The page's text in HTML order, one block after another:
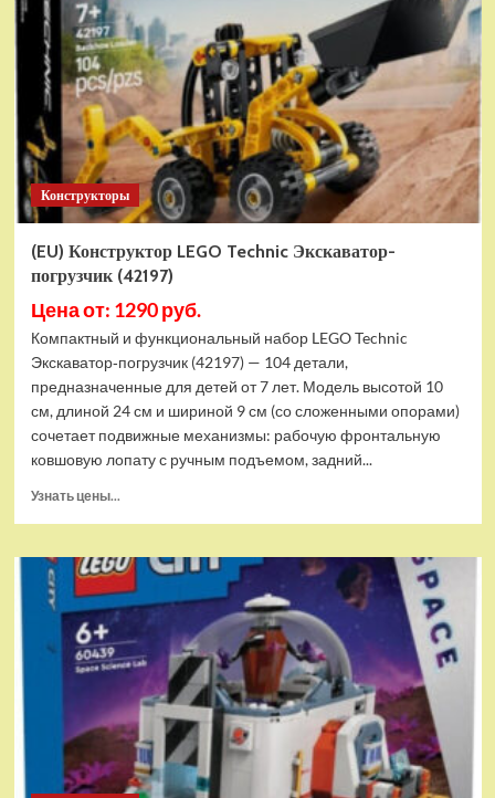
ИГРАЕМ
ВМЕСТЕ
в
кор.2*192шт
ZY501598-
R4
Конструкторы
(EU) Конструктор LEGO Technic Экскаватор-
погрузчик (42197)
Цена от: 1290 руб.
Компактный и функциональный набор LEGO Technic
Экскаватор‑погрузчик (42197) — 104 детали,
предназначенные для детей от 7 лет. Модель высотой 10
см, длиной 24 см и шириной 9 см (со сложенными опорами)
сочетает подвижные механизмы: рабочую фронтальную
ковшовую лопату с ручным подъемом, задний...
Узнать цены...
(EU)
Конструктор
LEGO
Technic
Экскаватор-
погрузчик
(42197)